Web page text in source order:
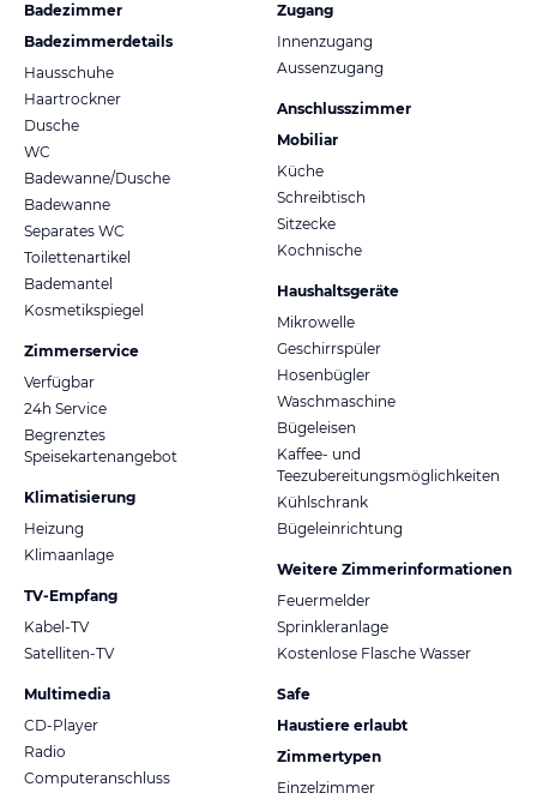
Badezimmer
Badezimmerdetails
Hausschuhe
Haartrockner
Dusche
WC
Badewanne/Dusche
Badewanne
Separates WC
Toilettenartikel
Bademantel
Kosmetikspiegel
Zimmerservice
Verfügbar
24h Service
Begrenztes
Speisekartenangebot
Klimatisierung
Heizung
Klimaanlage
TV-Empfang
Kabel-TV
Satelliten-TV
Multimedia
CD-Player
Radio
Computeranschluss
Zugang
Innenzugang
Aussenzugang
Anschlusszimmer
Mobiliar
Küche
Schreibtisch
Sitzecke
Kochnische
Haushaltsgeräte
Mikrowelle
Geschirrspüler
Hosenbügler
Waschmaschine
Bügeleisen
Kaffee- und
Teezubereitungsmöglichkeiten
Kühlschrank
Bügeleinrichtung
Weitere Zimmerinformationen
Feuermelder
Sprinkleranlage
Kostenlose Flasche Wasser
Safe
Haustiere erlaubt
Zimmertypen
Einzelzimmer